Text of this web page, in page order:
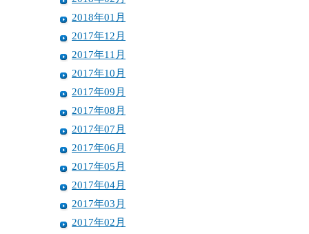
2018年01月
2017年12月
2017年11月
2017年10月
2017年09月
2017年08月
2017年07月
2017年06月
2017年05月
2017年04月
2017年03月
2017年02月